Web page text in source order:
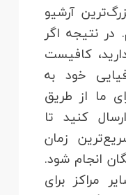
آرشیو
نتیجه اگر
کافیست
خود به
ما از طریق
کنید تا
زمان
انجام شود.
مراکز برای